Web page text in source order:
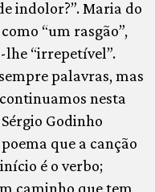
indolor?”. Maria do
“um rasgão”,
lhe “irrepetível”.
palavras, mas
nesta
Godinho
que a canção
é o verbo;
caminho que tem